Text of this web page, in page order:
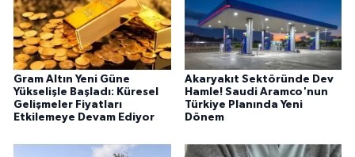
Gram Altın Yeni Güne
Yükselişle Başladı: Küresel
Gelişmeler Fiyatları
Etkilemeye Devam Ediyor
Akaryakıt Sektöründe Dev
Hamle! Saudi Aramco'nun
Türkiye Planında Yeni
Dönem